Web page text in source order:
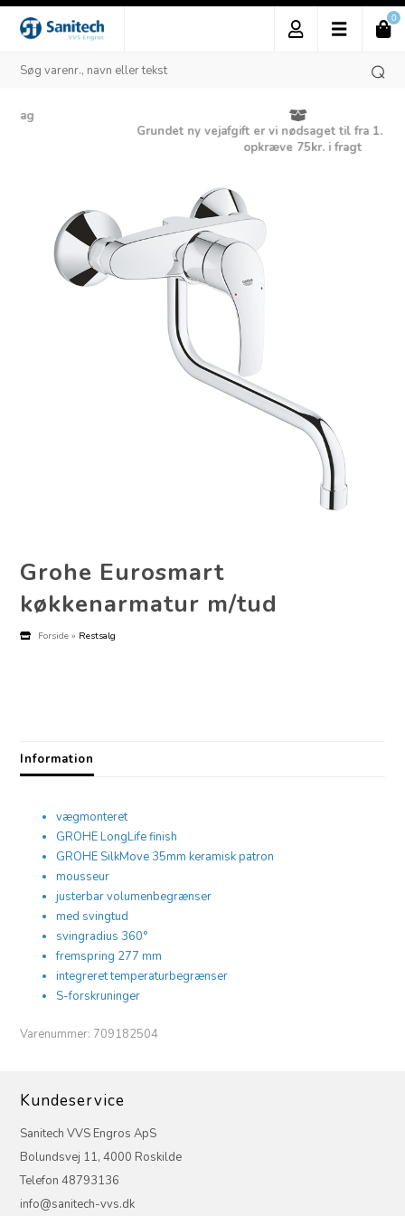
0
Grundet ny vejafgift er vi nødsaget til fra 1. januar 2025 at
opkræve 75kr. i fragt
Grohe Eurosmart
køkkenarmatur m/tud
Forside » Restsalg
Information
vægmonteret
GROHE LongLife finish
GROHE SilkMove 35mm keramisk patron
mousseur
justerbar volumenbegrænser
med svingtud
svingradius 360°
fremspring 277 mm
integreret temperaturbegrænser
S-forskruninger
Varenummer: 709182504
Kundeservice
Sanitech VVS Engros ApS
Bolundsvej 11, 4000 Roskilde
Telefon 48793136
info@sanitech-vvs.dk